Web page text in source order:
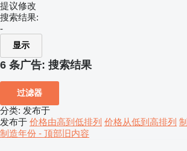
提议修改
搜索结果:
-
显示
6 条广告: 搜索结果
过滤器
分类: 发布于
发布于 价格由高到低排列 价格从低到高排列
制造年份 - 顶部旧内容